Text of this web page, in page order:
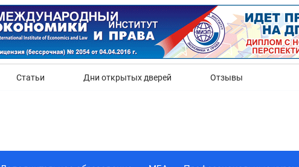
Статьи Дни открытых дверей Отзывы
Нет